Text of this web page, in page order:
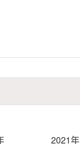
2021年